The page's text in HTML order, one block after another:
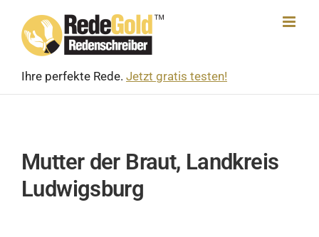
content
Ihre perfekte Rede. Jetzt gratis testen!
Mutter der Braut, Landkreis
Ludwigsburg